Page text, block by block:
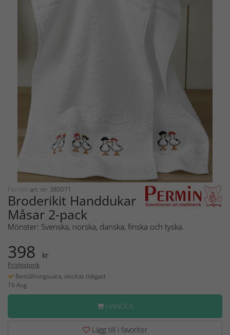
Permin art. nr: 380071
Broderikit Handdukar
Måsar 2-pack
Mönster: Svenska, norska, danska, finska och tyska.
398 kr
Prishistorik
Beställningsvara, skickas tidigast
16 Aug
HANDLA
Lägg till i favoriter